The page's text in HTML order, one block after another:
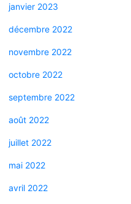
janvier 2023
décembre 2022
novembre 2022
octobre 2022
septembre 2022
août 2022
juillet 2022
mai 2022
avril 2022